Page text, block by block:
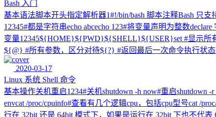
Bash 入门
基本语法脚本开头指定解析器1#!/bin/bash 脚本注释Bash 只
12345#都是字符串echo abcecho 123#将变量声明为整数
变量12345${HOME}${PWD}${SHELL}${USER}set #显示
${@} #所有参数，区分对待${?} #返回最后一次命令执行状
2020-03-17
Linux 系统 Shell 命令
基本操作关机重启1234#关机shutdown -h now#重启shutdown
envcat /proc/cpuinfo#查看有几个逻辑cpu，包括cpu型号cat /
行在 32bit 还是 64bit 模式下，如果是运行在 32bit 下也不代表